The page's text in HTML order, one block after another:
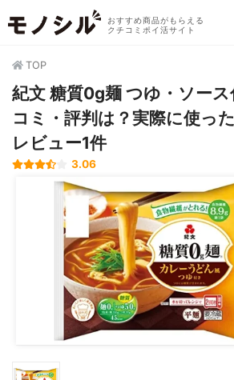
おすすめ商品がもらえる
クチコミポイ活サイト
TOP
紀文 糖質0g麺 つゆ・ソー
コミ・評判は？実際に使っ
レビュー1件
3.06